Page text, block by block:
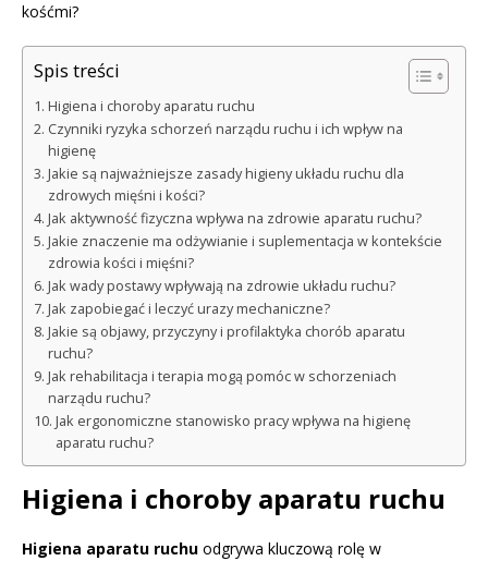
kośćmi?
Spis treści
Higiena i choroby aparatu ruchu
Czynniki ryzyka schorzeń narządu ruchu i ich wpływ na
higienę
Jakie są najważniejsze zasady higieny układu ruchu dla
zdrowych mięśni i kości?
Jak aktywność fizyczna wpływa na zdrowie aparatu ruchu?
Jakie znaczenie ma odżywianie i suplementacja w kontekście
zdrowia kości i mięśni?
Jak wady postawy wpływają na zdrowie układu ruchu?
Jak zapobiegać i leczyć urazy mechaniczne?
Jakie są objawy, przyczyny i profilaktyka chorób aparatu
ruchu?
Jak rehabilitacja i terapia mogą pomóc w schorzeniach
narządu ruchu?
Jak ergonomiczne stanowisko pracy wpływa na higienę
aparatu ruchu?
Higiena i choroby aparatu ruchu
Higiena aparatu ruchu odgrywa kluczową rolę w